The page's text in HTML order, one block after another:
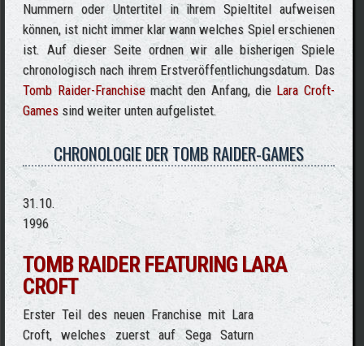
Nummern oder Untertitel in ihrem Spieltitel aufweisen
können, ist nicht immer klar wann welches Spiel erschienen
ist. Auf dieser Seite ordnen wir alle bisherigen Spiele
chronologisch nach ihrem Erstveröffentlichungsdatum. Das
Tomb Raider-Franchisemacht den Anfang, die Lara Croft-
Games sind weiter unten aufgelistet.
CHRONOLOGIE DER TOMB RAIDER-GAMES
31.10.
1996
TOMB RAIDER FEATURING LARA
CROFT
Erster Teil des neuen Franchise mit Lara
Croft, welches zuerst auf Sega Saturn